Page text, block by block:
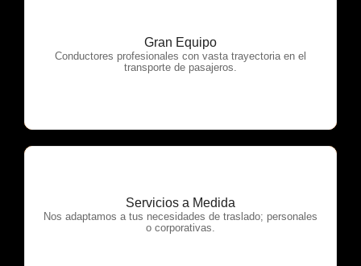
Gran Equipo
Conductores profesionales con vasta trayectoria en el
transporte de pasajeros.
OTP Servicios
Servicios a Medida
Nos adaptamos a tus necesidades de traslado; personales
o corporativas.
OTP Servicios